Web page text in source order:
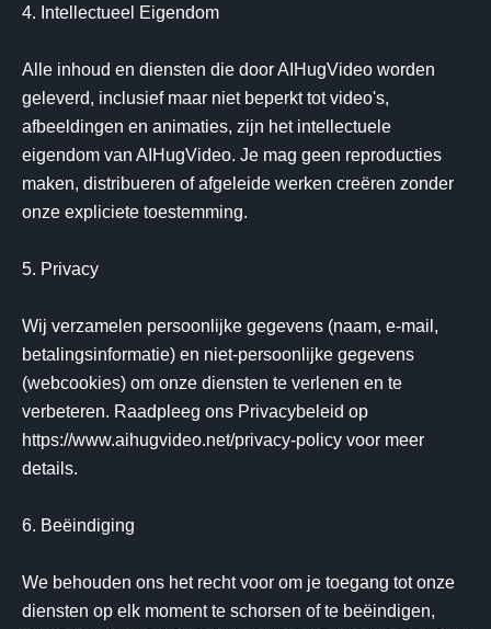
4. Intellectueel Eigendom
Alle inhoud en diensten die door AIHugVideo worden
geleverd, inclusief maar niet beperkt tot video's,
afbeeldingen en animaties, zijn het intellectuele
eigendom van AIHugVideo. Je mag geen reproducties
maken, distribueren of afgeleide werken creëren zonder
onze expliciete toestemming.
5. Privacy
Wij verzamelen persoonlijke gegevens (naam, e-mail,
betalingsinformatie) en niet-persoonlijke gegevens
(webcookies) om onze diensten te verlenen en te
verbeteren. Raadpleeg ons Privacybeleid op
https://www.aihugvideo.net/privacy-policy voor meer
details.
6. Beëindiging
We behouden ons het recht voor om je toegang tot onze
diensten op elk moment te schorsen of te beëindigen,